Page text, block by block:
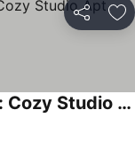
Dela
1 Mi To Lake Huron Waterfront: Cozy Studio Apt